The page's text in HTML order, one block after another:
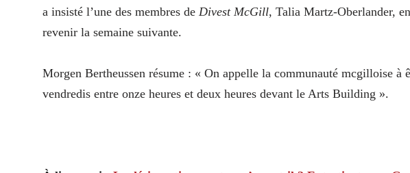
a insisté l’une des membres de Divest McGill, Talia Martz-Oberlander,
revenir la semaine suivante.
Morgen Bertheussen résume : « On appelle la communauté mcgilloise à
vendredis entre onze heures et deux heures devant le Arts Building ».